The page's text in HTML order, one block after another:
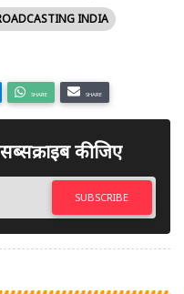
INDIA
SHARE SHARE
कीजिए
SUBSCRIBE